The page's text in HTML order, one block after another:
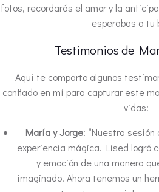
fotos, recordarás el amor y la
esperabas a tu
Testimonios de
Aquí te comparto algunos
confiado en mí para capturar este
vidas:
María y Jorge: “Nuestra
experiencia mágica. Lised logró
y emoción de una manera
imaginado. Ahora tenemos un